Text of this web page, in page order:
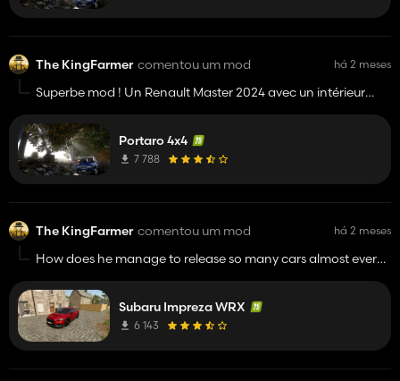
The KingFarmer comentou um mod há 2 meses
Superbe mod ! Un Renault Master 2024 avec un intérieur
Portaro 4x4
7 788
The KingFarmer comentou um mod há 2 meses
How does he manage to release so many cars almost every
Subaru Impreza WRX
6 143